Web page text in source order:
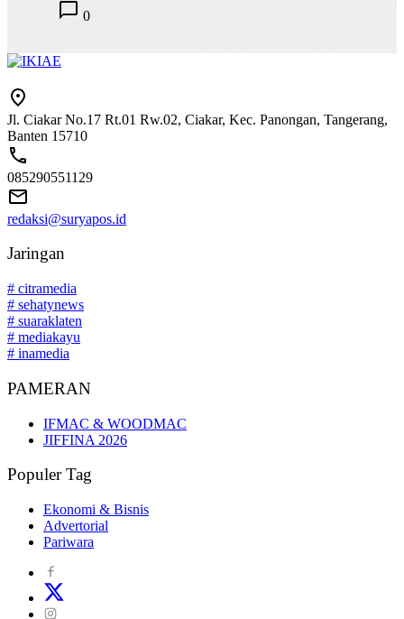
0
Jl. Ciakar No.17 Rt.01 Rw.02, Ciakar, Kec. Panongan, Tangerang,
Banten 15710
085290551129
redaksi@suryapos.id
Jaringan
# citramedia
# sehatynews
# suaraklaten
# mediakayu
# inamedia
PAMERAN
IFMAC & WOODMAC
JIFFINA 2026
Populer Tag
Ekonomi & Bisnis
Advertorial
Pariwara